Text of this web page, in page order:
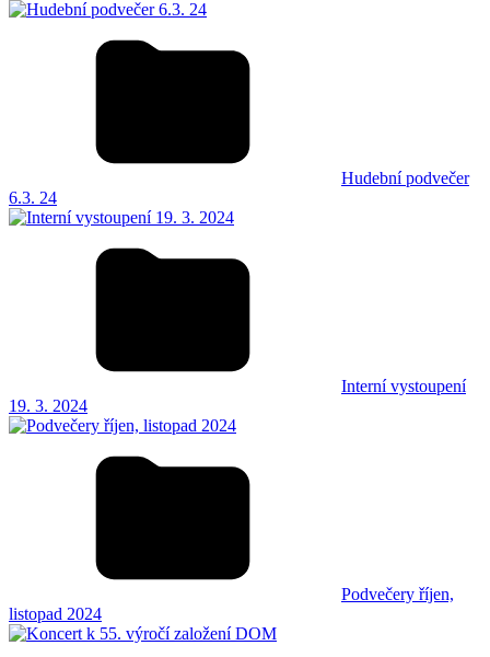
Hudební podvečer
6.3. 24
Interní vystoupení
19. 3. 2024
Podvečery říjen,
listopad 2024